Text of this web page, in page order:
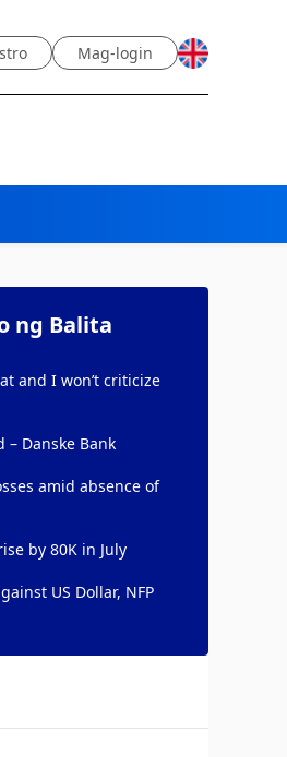
Mag-login
ng Balita
and I won’t criticize
– Danske Bank
amid absence of
by 80K in July
US Dollar, NFP